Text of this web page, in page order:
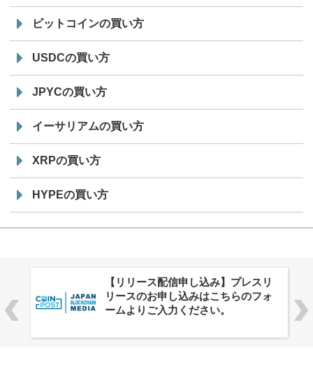
ビットコインの買い方
USDCの買い方
JPYCの買い方
イーサリアムの買い方
XRPの買い方
HYPEの買い方
株式会社PlnX、アジア最大級のグロ
ーバルWeb3カンファレンス
「WebX2026」とのコラボレーショ